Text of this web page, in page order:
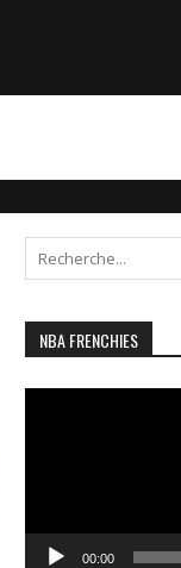
NBA FRENCHIES
00:00